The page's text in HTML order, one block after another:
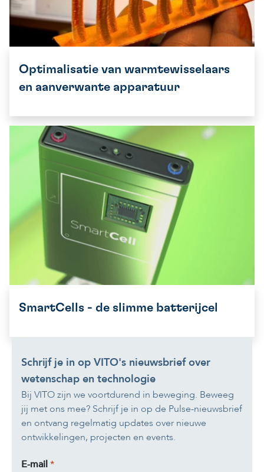
Optimalisatie van warmtewisselaars
en aanverwante apparatuur
SmartCells - de slimme batterijcel
Schrijf je in op VITO's nieuwsbrief over
wetenschap en technologie
Bij VITO zijn we voortdurend in beweging. Beweeg
jij met ons mee? Schrijf je in op de Pulse-nieuwsbrief
en ontvang regelmatig updates over nieuwe
ontwikkelingen, projecten en events.
E-mail